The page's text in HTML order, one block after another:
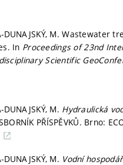
DUNAJSKÝ, M.
In Proceedings of 23nd
Scientific
DUNAJSKÝ, M. Hydraulická
PŘÍSPĚVKŮ. Brno:
DUNAJSKÝ, M. Vodní